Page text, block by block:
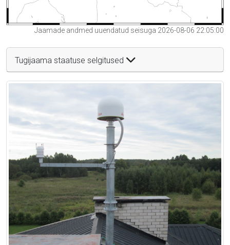
Jaamade andmed uuendatud seisuga 2026-08-06 22:05:00
Tugijaama staatuse selgitused